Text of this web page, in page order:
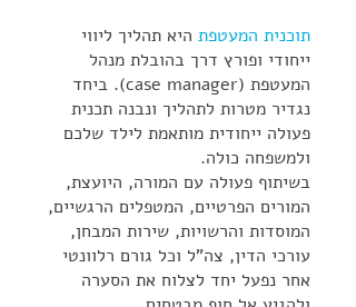
תוכנית המעטפת היא תהליך ליווי
ייחודי ופורץ דרך בהובלת מנהל
המעטפת (case manager). ביחד
נגדיר מטרות לתהליך ונבנה תכנית
פעולה ייחודית מותאמת לילד שלכם
ולמשפחה כולה.
בשיתוף פעולה עם המורה, היועצת,
המורים הפרטיים, המטפלים הרגשיים,
המוסדות והרשויות, שירות המבחן,
עורכי הדין, צה"ל וכל גורם רלוונטי
אחר נפעל יחד לצלוח את הסערה